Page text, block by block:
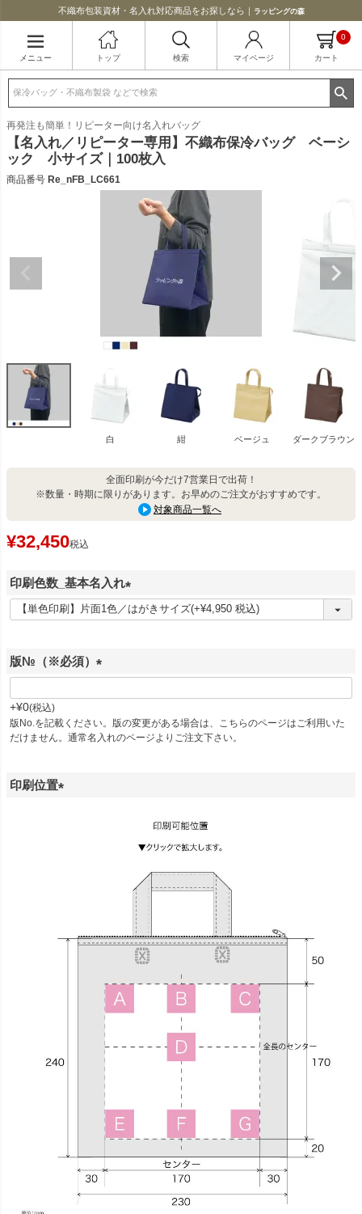
不織布包装資材・名入れ対応商品をお探しなら｜ ラッピングの森
メニュー トップ 検索 マイページ カート
0
再発注も簡単！リピーター向け名入れバッグ
【名入れ／リピーター専用】不織布保冷バッグ ベーシ
ック 小サイズ｜100枚入
商品番号 Re_nFB_LC661
白 紺 ベージュ ダークブラウン
全面印刷が今だけ7営業日で出荷！
※数量・時期に限りがあります。お早めのご注文がおすすめです。
対象商品一覧へ
¥32,450税込
印刷色数_基本名入れ
(
必
版№（※必須）
必
須
)
+¥0 税込
版No.を記載ください。版の変更がある場合は、こちらのページはご利用いた
だけません。通常名入れのページよりご注文下さい。
印刷位置